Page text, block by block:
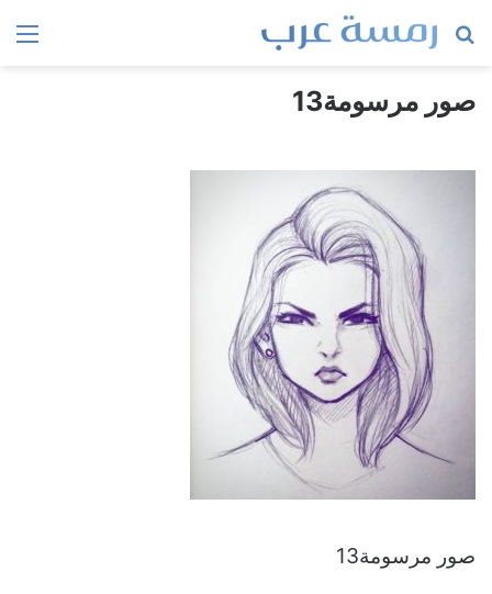
بحث
صور مرسومة13
صور مرسومة13